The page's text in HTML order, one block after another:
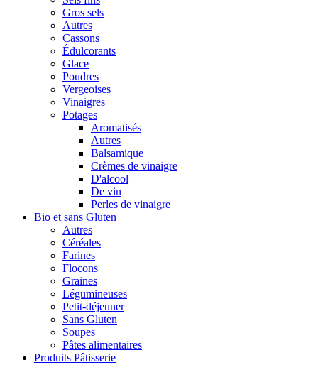
Gros sels
Autres
Cassons
Édulcorants
Glace
Poudres
Vergeoises
Vinaigres
Potages
Aromatisés
Autres
Balsamique
Crèmes de vinaigre
D'alcool
De vin
Perles de vinaigre
Bio et sans Gluten
Autres
Céréales
Farines
Flocons
Graines
Légumineuses
Petit-déjeuner
Sans Gluten
Soupes
Pâtes alimentaires
Produits Pâtisserie